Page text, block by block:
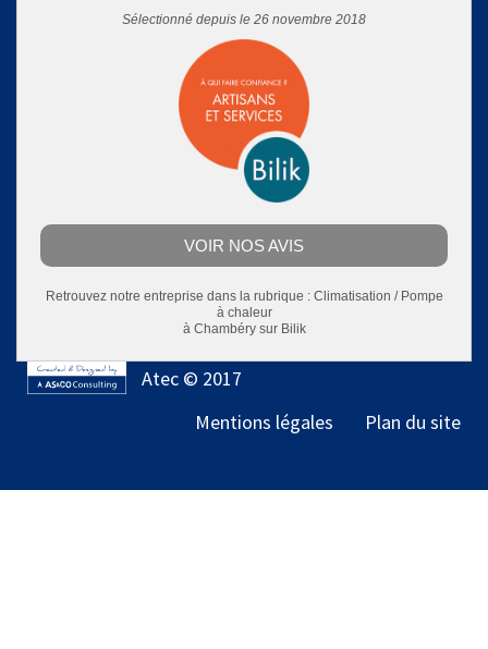
Sélectionné depuis le 26 novembre 2018
VOIR NOS AVIS
Retrouvez notre entreprise dans la rubrique : Climatisation / Pompe
à chaleur
à Chambérysur Bilik
Atec © 2017
Mentions légales
Plan du site